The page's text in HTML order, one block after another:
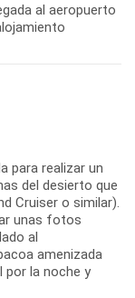
al aeropuerto
para realizar un
del desierto que
Cruiser o similar).
unas fotos
al
amenizada
por la noche y